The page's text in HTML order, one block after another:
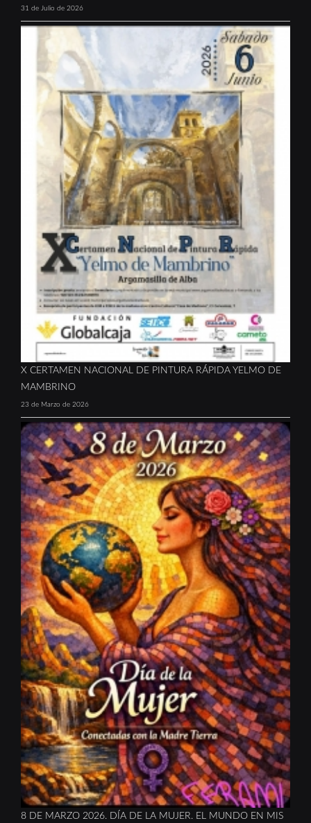
31 de Julio de 2026
X CERTAMEN NACIONAL DE PINTURA RÁPIDA YELMO DE
MAMBRINO
23 de Marzo de 2026
8 DE MARZO 2026. DÍA DE LA MUJER. EL MUNDO EN MIS